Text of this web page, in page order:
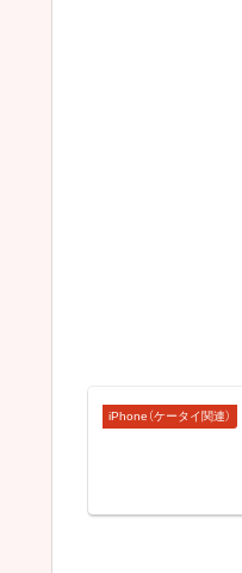
iPhone（ケータイ関連）